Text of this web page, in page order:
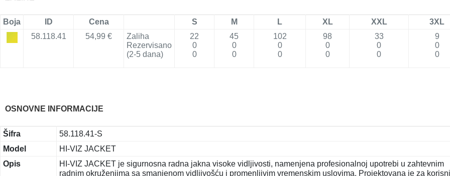
Boja ID Cena S M L XL XXL
3XL
58.118.41
54,99 €
Zaliha
Rezervisano
(2-5 dana)
22
0
0
45
0
0
102
0
0
98
0
0
33
0
0
9
0
0
OSNOVNE INFORMACIJE
Šifra
58.118.41-S
Model
HI-VIZ JACKET
Opis
HI-VIZ JACKET je sigurnosna radna jakna visoke vidljivosti, namenjena profesionalnoj upotrebi u zahtevnim
radnim okruženjima sa smanjenom vidljivošću i promenljivim vremenskim uslovima. Projektovana je za